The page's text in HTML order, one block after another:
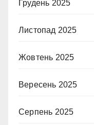
Грудень 2025
Листопад 2025
Жовтень 2025
Вересень 2025
Серпень 2025